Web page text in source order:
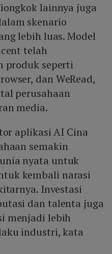
lainnya juga
skenario
lebih luas. Model
telah
produk seperti
dan WeRead,
perusahaan
media.
aplikasi AI Cina
semakin
nyata untuk
kembali narasi
Investasi
dan talenta juga
menjadi lebih
industri, kata